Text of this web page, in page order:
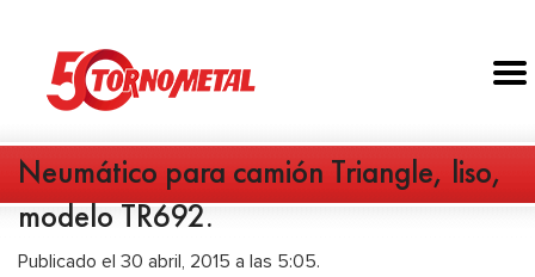
Neumático para camión Triangle, liso,
modelo TR692.
Publicado el 30 abril, 2015 a las 5:05.